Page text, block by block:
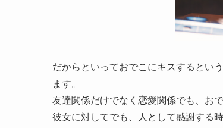
だからといっておでこにキスするとい
ます。
友達関係だけでなく恋愛関係でも、お
彼女に対してでも、人として感謝する